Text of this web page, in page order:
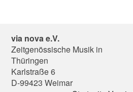
via nova e.V.
Zeitgenössische Musik in
Thüringen
Karlstraße 6
D-99423 Weimar